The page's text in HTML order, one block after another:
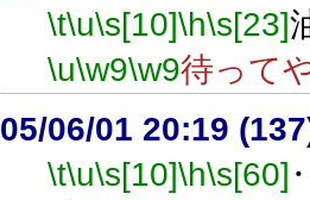
\t\u\s[10]\h\s[23]
\u\w9\w9待って
05/06/01 20:19
\t\u\s[10]\h\s[60]